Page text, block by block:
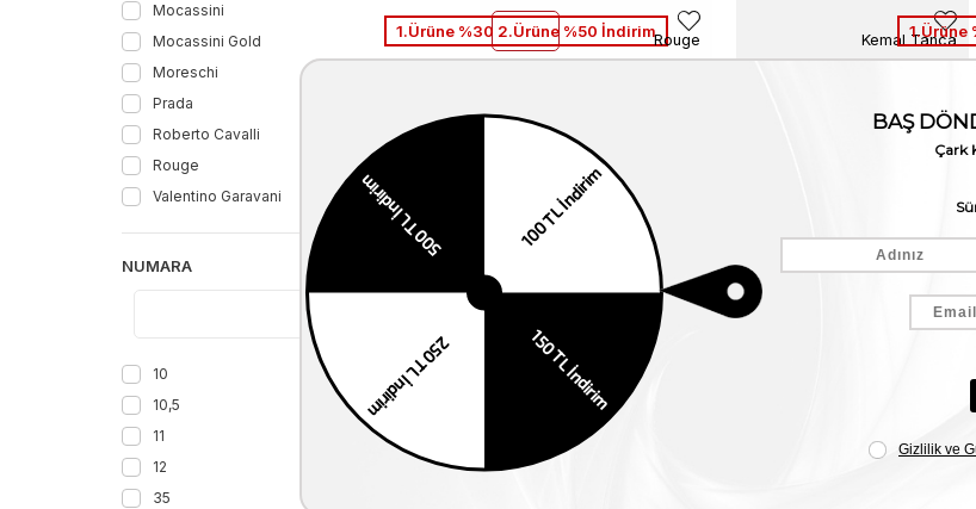
Mocassini
Mocassini Gold
Moreschi
Prada
Roberto Cavalli
Rouge
Valentino Garavani
NUMARA
10
10,5
11
12
35
Rouge Kadın Loafer 6145
₺8.450,00 %59
1.Ürüne %30 2.Ürüne %50 İndirimRouge
₺4.780,00
Kemal Tanca
1.Ürüne
1.Ürüne %30 2.Ürüne %50 İndirim1. Ürüne %10 2. Ürüne %25 İndirim